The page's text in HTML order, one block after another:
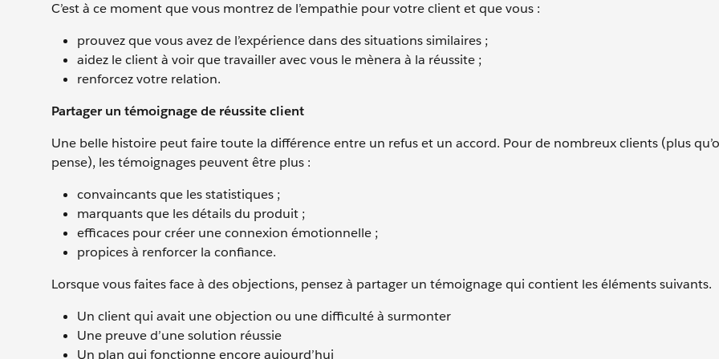
C’est à ce moment que vous montrez de l’empathie pour votre client et que vous :
prouvez que vous avez de l’expérience dans des situations similaires ;
aidez le client à voir que travailler avec vous le mènera à la réussite ;
renforcez votre relation.
Partager un témoignage de réussite client
Une belle histoire peut faire toute la différence entre un refus et un accord. Pour de nombreux clients (plus
pense), les témoignages peuvent être plus :
convaincants que les statistiques ;
marquants que les détails du produit ;
efficaces pour créer une connexion émotionnelle ;
propices à renforcer la confiance.
Lorsque vous faites face à des objections, pensez à partager un témoignage qui contient les éléments suivants.
Un client qui avait une objection ou une difficulté à surmonter
Une preuve d’une solution réussie
Un plan qui fonctionne encore aujourd’hui